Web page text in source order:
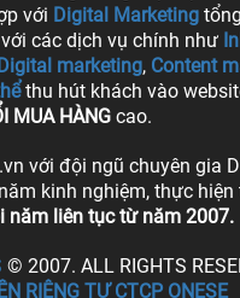
với Digital Marketing
các dịch vụ chính như
marketing, Content
thu hút khách vào
MUA HÀNG cao.
với đội ngũ chuyên gia
kinh nghiệm, thực hiện
năm liên tục từ năm 2007.
© 2007. ALL RIGHTS
RIÊNG TƯ CTCP ONESE